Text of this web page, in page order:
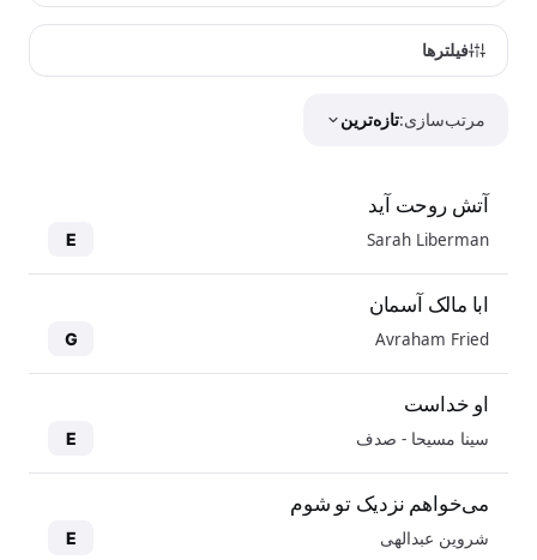
فیلترها
مرتب‌سازی:تازه‌ترین
آتش روحت آید
Sarah Liberman
E
ابا مالک آسمان
Avraham Fried
G
او خداست
سینا مسیحا - صدف E
می‌خواهم نزدیک تو شوم
شروین عبدالهی E